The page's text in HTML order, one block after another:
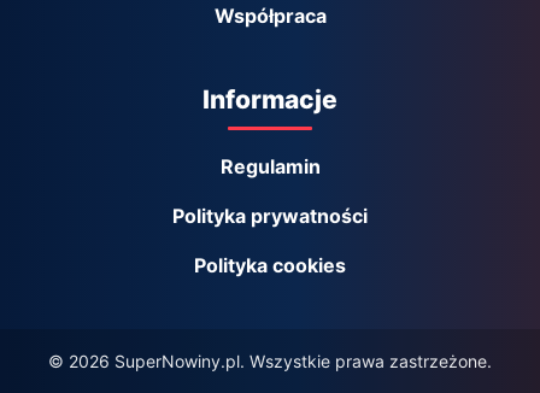
Współpraca
Informacje
Regulamin
Polityka prywatności
Polityka cookies
© 2026 SuperNowiny.pl. Wszystkie prawa zastrzeżone.